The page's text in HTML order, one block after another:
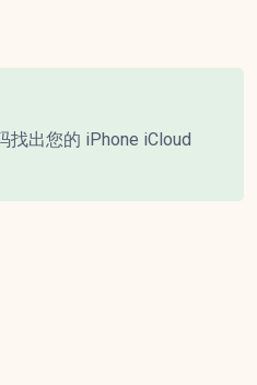
找出您的 iPhone iCloud